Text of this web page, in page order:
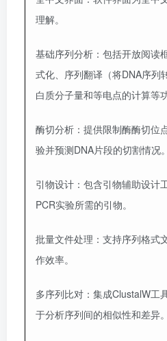
理解。
基础序列分析 ：包括开放阅读
式化、序列翻译（将DNA序列
白质分子量和等电点的计算等功
酶切分析 ：提供限制酶酶切位
验并预测DNA片段的切割情况。
引物设计 ：包含引物辅助设计
PCR实验所需的引物。
批量文件处理 ：支持序列格式
作效率。
多序列比对 ：集成ClustalW工
于分析序列间的相似性和差异。